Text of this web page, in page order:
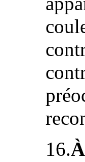
16.